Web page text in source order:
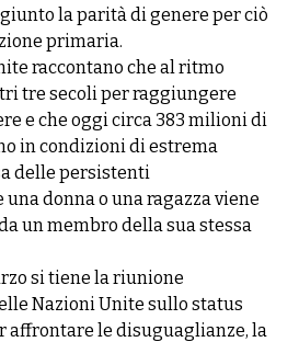
la parità di genere per ciò
primaria.
raccontano che al ritmo
tre secoli per raggiungere
e che oggi circa 383 milioni di
in condizioni di estrema
delle persistenti
donna o una ragazza viene
un membro della sua stessa
si tiene la riunione
Nazioni Unite sullo status
affrontare le disuguaglianze, la